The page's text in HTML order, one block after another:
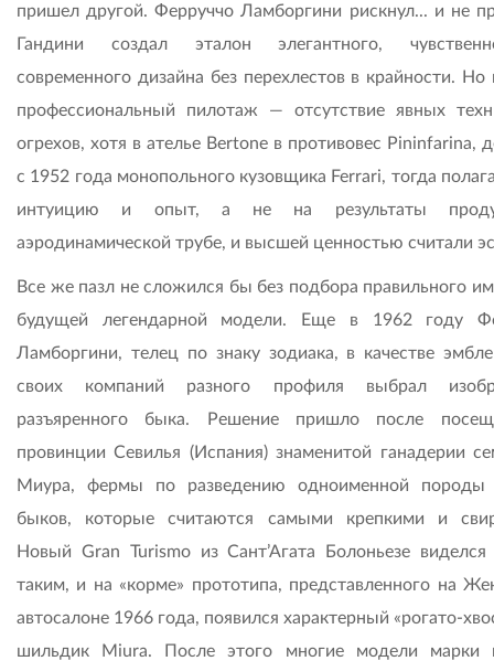
пришел другой. Ферруччо Ламборгини рискнул... и не
Гандини создал эталон элегантного,
современного дизайна без перехлестов в крайности.
профессиональный пилотаж — отсутствие явных
огрехов, хотя в ателье Bertone в противовес Pininfarina,
с 1952 года монопольного кузовщика Ferrari, тогда
интуицию и опыт, а не на результаты
аэродинамической трубе, и высшей ценностью считали
Все же пазл не сложился бы без подбора правильного
будущей легендарной модели. Еще в 1962 году
Ламборгини, телец по знаку зодиака, в качестве
своих компаний разного профиля выбрал
разъяренного быка. Решение пришло после
провинции Севилья (Испания) знаменитой ганадерии
Миура, фермы по разведению одноименной породы
быков, которые считаются самыми крепкими и
Новый Gran Turismo из Сант’Агата Болоньезе
таким, и на «корме» прототипа, представленного на
автосалоне 1966 года, появился характерный «рогато-
шильдик Miura. После этого многие модели марки